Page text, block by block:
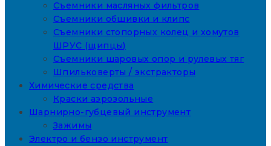
Съемники масляных фильтров
Съемники обшивки и клипс
Съемники стопорных колец и хомутов
ШРУС (щипцы)
Съемники шаровых опор и рулевых тяг
Шпильковерты / экстракторы
Химические средства
Краски аэрозольные
Шарнирно-губцевый инструмент
Зажимы
Электро и бензо инструмент